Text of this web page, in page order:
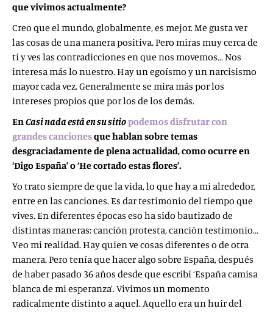
que vivimos actualmente?
Creo que el mundo, globalmente, es mejor. Me gusta ver
las cosas de una manera positiva. Pero miras muy cerca de
ti y ves las contradicciones en que nos movemos… Nos
interesa más lo nuestro. Hay un egoísmo y un narcisismo
mayor cada vez. Generalmente se mira más por los
intereses propios que por los de los demás.
EnCasi nada está en su sitiopodemos disfrutar con
grandes cancionesque hablan sobre temas
desgraciadamente de plena actualidad, como ocurre en
‘Digo España’ o ‘He cortado estas flores’.
Yo trato siempre de que la vida, lo que hay a mi alrededor,
entre en las canciones. Es dar testimonio del tiempo que
vives. En diferentes épocas eso ha sido bautizado de
distintas maneras: canción protesta, canción testimonio…
Veo mi realidad. Hay quien ve cosas diferentes o de otra
manera. Pero tenía que hacer algo sobre España, después
de haber pasado 36 años desde que escribí ‘España camisa
blanca de mi esperanza’. Vivimos un momento
radicalmente distinto a aquel. Aquello era un huir del